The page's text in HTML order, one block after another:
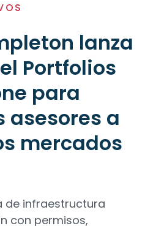
lanza
Portfolios
para
asesores a
mercados
de infraestructura
con permisos,